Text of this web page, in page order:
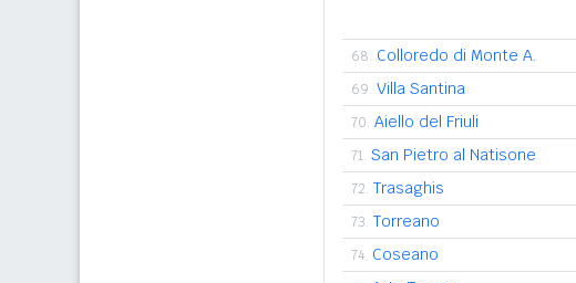
68. Colloredo di Monte A.
69. Villa Santina
70. Aiello del Friuli
71. San Pietro al Natisone
72. Trasaghis
73. Torreano
74. Coseano